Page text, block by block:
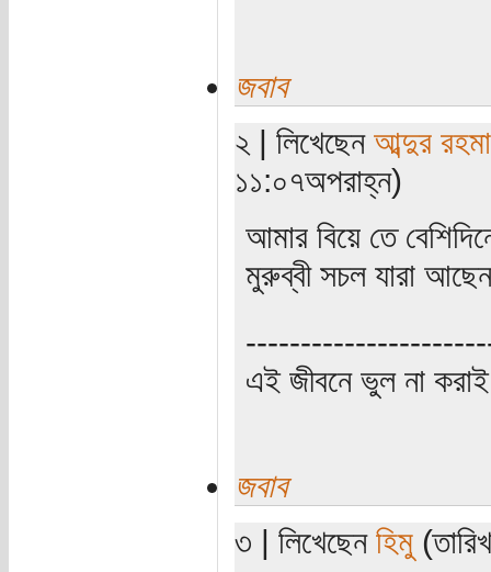
জবাব
২ | লিখেছেন আব্দুর
১১:০৭অপরাহ্ন)
আমার বিয়ে তে
মুরুব্বী সচল যারা
এই জীবনে ভুল না
জবাব
৩ | লিখেছেন হিমু